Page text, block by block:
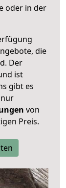
oder in der
die
Der
ist
gibt es
von
Preis.